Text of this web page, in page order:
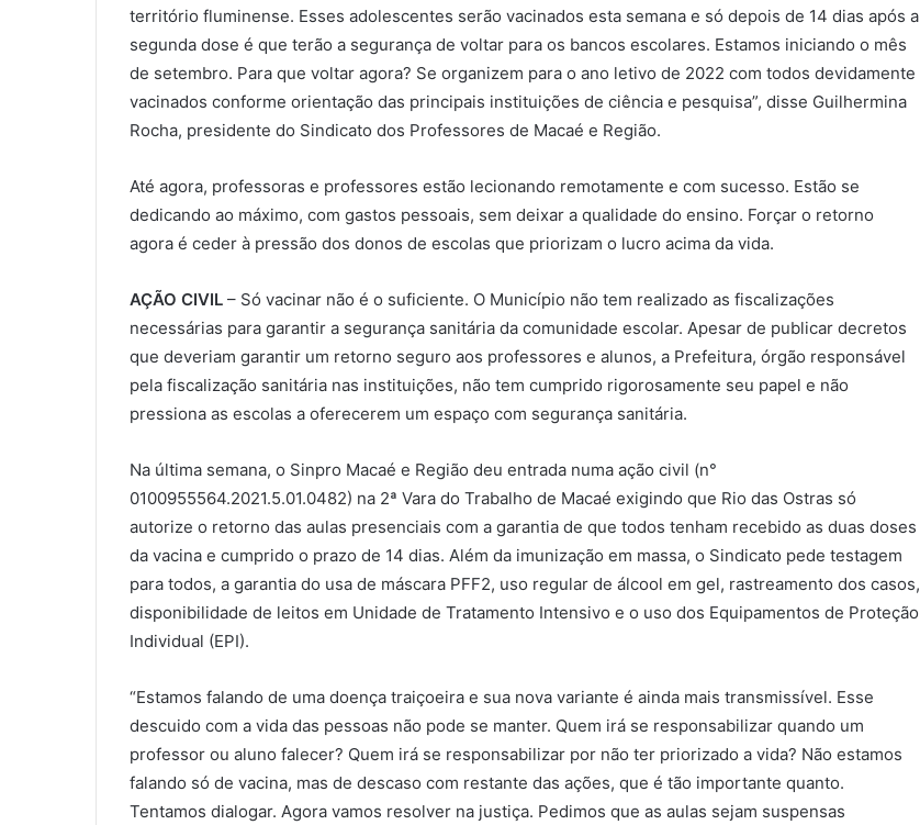
território fluminense. Esses adolescentes serão vacinados esta semana e só depois de 14 dias após a
segunda dose é que terão a segurança de voltar para os bancos escolares. Estamos iniciando o mês
de setembro. Para que voltar agora? Se organizem para o ano letivo de 2022 com todos devidamente
vacinados conforme orientação das principais instituições de ciência e pesquisa”, disse Guilhermina
Rocha, presidente do Sindicato dos Professores de Macaé e Região.
Até agora, professoras e professores estão lecionando remotamente e com sucesso. Estão se
dedicando ao máximo, com gastos pessoais, sem deixar a qualidade do ensino. Forçar o retorno
agora é ceder à pressão dos donos de escolas que priorizam o lucro acima da vida.
AÇÃO CIVIL – Só vacinar não é o suficiente. O Município não tem realizado as fiscalizações
necessárias para garantir a segurança sanitária da comunidade escolar. Apesar de publicar decretos
que deveriam garantir um retorno seguro aos professores e alunos, a Prefeitura, órgão responsável
pela fiscalização sanitária nas instituições, não tem cumprido rigorosamente seu papel e não
pressiona as escolas a oferecerem um espaço com segurança sanitária.
Na última semana, o Sinpro Macaé e Região deu entrada numa ação civil (n°
0100955564.2021.5.01.0482) na 2ª Vara do Trabalho de Macaé exigindo que Rio das Ostras só
autorize o retorno das aulas presenciais com a garantia de que todos tenham recebido as duas doses
da vacina e cumprido o prazo de 14 dias. Além da imunização em massa, o Sindicato pede testagem
para todos, a garantia do usa de máscara PFF2, uso regular de álcool em gel, rastreamento dos casos,
disponibilidade de leitos em Unidade de Tratamento Intensivo e o uso dos Equipamentos de Proteção
Individual (EPI).
“Estamos falando de uma doença traiçoeira e sua nova variante é ainda mais transmissível. Esse
descuido com a vida das pessoas não pode se manter. Quem irá se responsabilizar quando um
professor ou aluno falecer? Quem irá se responsabilizar por não ter priorizado a vida? Não estamos
falando só de vacina, mas de descaso com restante das ações, que é tão importante quanto.
Tentamos dialogar. Agora vamos resolver na justiça. Pedimos que as aulas sejam suspensas